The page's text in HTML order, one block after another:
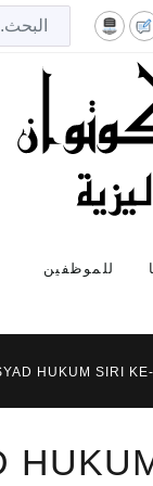
للموظفين
HUKUM SIRI